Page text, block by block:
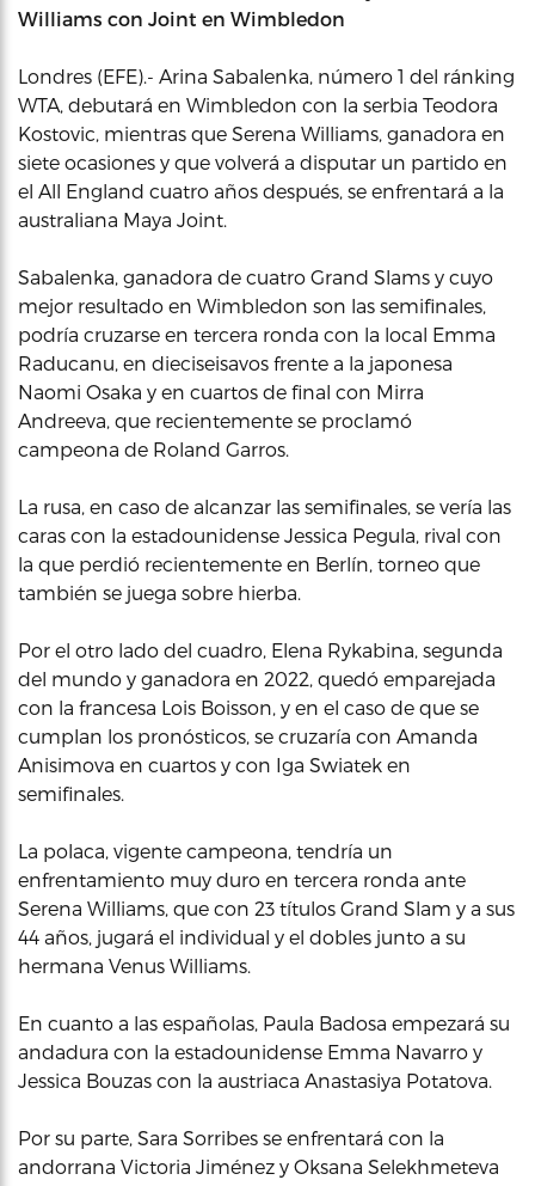
Williams con Joint en Wimbledon
Londres (EFE).- Arina Sabalenka, número 1 del ránking
WTA, debutará en Wimbledon con la serbia Teodora
Kostovic, mientras que Serena Williams, ganadora en
siete ocasiones y que volverá a disputar un partido en
el All England cuatro años después, se enfrentará a la
australiana Maya Joint.
Sabalenka, ganadora de cuatro Grand Slams y cuyo
mejor resultado en Wimbledon son las semifinales,
podría cruzarse en tercera ronda con la local Emma
Raducanu, en dieciseisavos frente a la japonesa
Naomi Osaka y en cuartos de final con Mirra
Andreeva, que recientemente se proclamó
campeona de Roland Garros.
La rusa, en caso de alcanzar las semifinales, se vería las
caras con la estadounidense Jessica Pegula, rival con
la que perdió recientemente en Berlín, torneo que
también se juega sobre hierba.
Por el otro lado del cuadro, Elena Rykabina, segunda
del mundo y ganadora en 2022, quedó emparejada
con la francesa Lois Boisson, y en el caso de que se
cumplan los pronósticos, se cruzaría con Amanda
Anisimova en cuartos y con Iga Swiatek en
semifinales.
La polaca, vigente campeona, tendría un
enfrentamiento muy duro en tercera ronda ante
Serena Williams, que con 23 títulos Grand Slam y a sus
44 años, jugará el individual y el dobles junto a su
hermana Venus Williams.
En cuanto a las españolas, Paula Badosa empezará su
andadura con la estadounidense Emma Navarro y
Jessica Bouzas con la austriaca Anastasiya Potatova.
Por su parte, Sara Sorribes se enfrentará con la
andorrana Victoria Jiménez y Oksana Selekhmeteva